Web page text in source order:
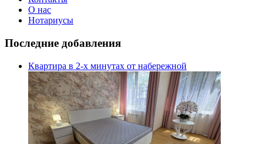
О нас
Нотариусы
Последние добавления
Квартира в 2-х минутах от набережной